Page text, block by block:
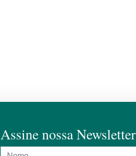
Assine nossa Newsletter
Nome